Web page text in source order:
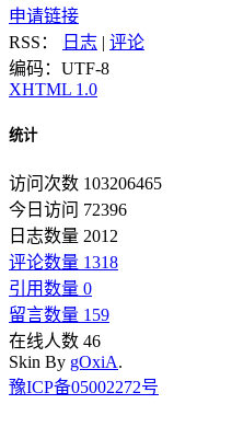
申请链接
RSS：
日志 | 评论
编码：UTF-8
XHTML 1.0
统计
访问次数 103206465
今日访问 72396
日志数量 2012
评论数量 1318
引用数量 0
留言数量 159
在线人数 46
Skin By gOxiA.
豫ICP备05002272号